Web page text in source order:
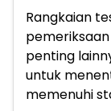
Rangkaian
penting
untuk
memenuhi